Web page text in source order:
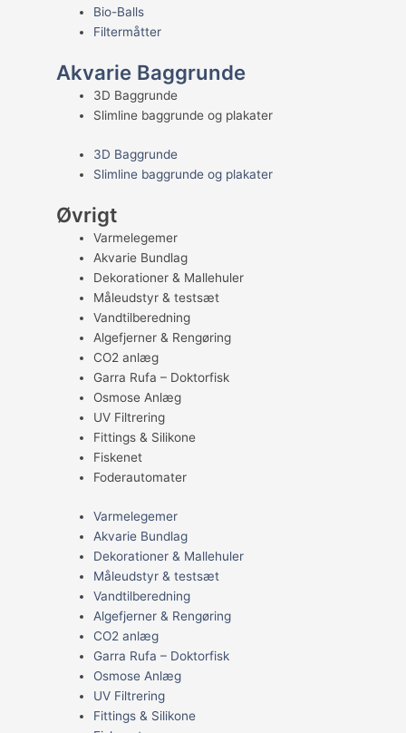
Bio-Balls
Filtermåtter
Akvarie Baggrunde
3D Baggrunde
Slimline baggrunde og plakater
3D Baggrunde
Slimline baggrunde og plakater
Øvrigt
Varmelegemer
Akvarie Bundlag
Dekorationer & Mallehuler
Måleudstyr & testsæt
Vandtilberedning
Algefjerner & Rengøring
CO2 anlæg
Garra Rufa – Doktorfisk
Osmose Anlæg
UV Filtrering
Fittings & Silikone
Fiskenet
Foderautomater
Varmelegemer
Akvarie Bundlag
Dekorationer & Mallehuler
Måleudstyr & testsæt
Vandtilberedning
Algefjerner & Rengøring
CO2 anlæg
Garra Rufa – Doktorfisk
Osmose Anlæg
UV Filtrering
Fittings & Silikone